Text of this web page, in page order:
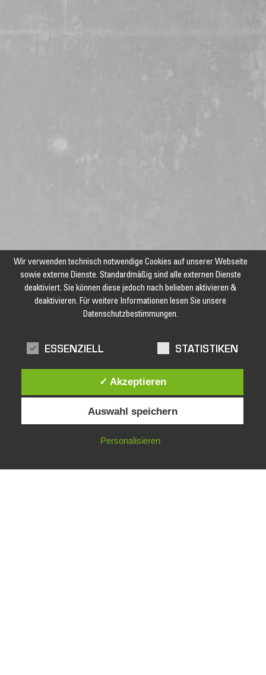
Aktionen mehr verpassen!
facebook
Wir verwenden technisch notwendige Cookies auf unserer Webseite
sowie externe Dienste. Standardmäßig sind alle externen Dienste
deaktiviert. Sie können diese jedoch nach belieben aktivieren &
deaktivieren. Für weitere Informationen lesen Sie unsere
Datenschutzbestimmungen.
ESSENZIELL STATISTIKEN
✓ Akzeptieren
Auswahl speichern
Personalisieren